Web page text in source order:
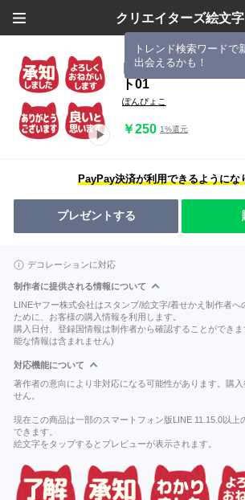
クリエイターズ絵文字
トレンド検索ワードで
出会えるかも！
▶︎動く！ゆるねこ判
ト01
ぽんぴょこ
￥250 1%還元
PayPay決済が利用できるようにな
プレゼントする
デコレーションに対応
制作者に提供される情報について
LINEヤフー株式会社はスタンプ/絵文字/着せかえ制作者へ
ために、お客様の購入情報を利用します。
購入日付、登録国情報は制作者から確認することができ
能な情報は含まれません)
対応機能について
著作者の意向により非対応になる可能性があります。購
せん。
現在この商品は一部のスマートフォン版LINE 11.15.0以上
できます。
絵文字をタップするとプレビューが表示されます。